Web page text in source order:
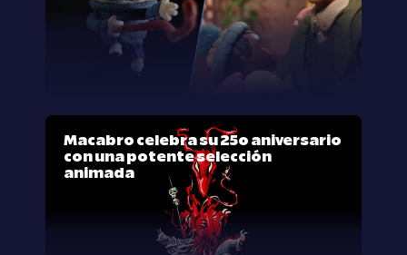
Macabro celebra su 25º aniversario
con una potente selección
animada